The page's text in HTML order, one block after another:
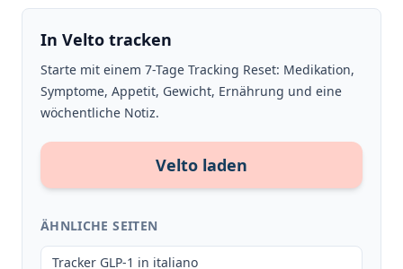
In Velto tracken
Starte mit einem 7-Tage Tracking Reset: Medikation,
Symptome, Appetit, Gewicht, Ernährung und eine
wöchentliche Notiz.
Velto laden
ÄHNLICHE SEITEN
Tracker GLP-1 in italiano